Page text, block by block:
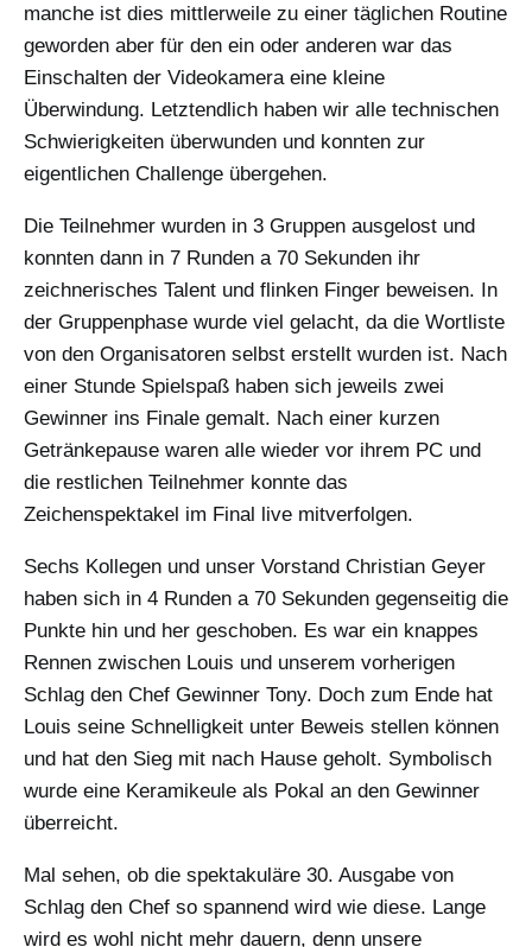
manche ist dies mittlerweile zu einer täglichen Routine
geworden aber für den ein oder anderen war das
Einschalten der Videokamera eine kleine
Überwindung. Letztendlich haben wir alle technischen
Schwierigkeiten überwunden und konnten zur
eigentlichen Challenge übergehen.
Die Teilnehmer wurden in 3 Gruppen ausgelost und
konnten dann in 7 Runden a 70 Sekunden ihr
zeichnerisches Talent und flinken Finger beweisen. In
der Gruppenphase wurde viel gelacht, da die Wortliste
von den Organisatoren selbst erstellt wurden ist. Nach
einer Stunde Spielspaß haben sich jeweils zwei
Gewinner ins Finale gemalt. Nach einer kurzen
Getränkepause waren alle wieder vor ihrem PC und
die restlichen Teilnehmer konnte das
Zeichenspektakel im Final live mitverfolgen.
Sechs Kollegen und unser Vorstand Christian Geyer
haben sich in 4 Runden a 70 Sekunden gegenseitig die
Punkte hin und her geschoben. Es war ein knappes
Rennen zwischen Louis und unserem vorherigen
Schlag den Chef Gewinner Tony. Doch zum Ende hat
Louis seine Schnelligkeit unter Beweis stellen können
und hat den Sieg mit nach Hause geholt. Symbolisch
wurde eine Keramikeule als Pokal an den Gewinner
überreicht.
Mal sehen, ob die spektakuläre 30. Ausgabe von
Schlag den Chef so spannend wird wie diese. Lange
wird es wohl nicht mehr dauern, denn unsere